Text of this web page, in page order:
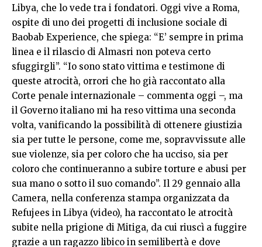
Libya, che lo vede tra i fondatori. Oggi vive a Roma,
ospite di uno dei progetti di inclusione sociale di
Baobab Experience, che spiega: “E’ sempre in prima
linea e il rilascio di Almasri non poteva certo
sfuggirgli”. “Io sono stato vittima e testimone di
queste atrocità, orrori che ho già raccontato alla
Corte penale internazionale – commenta oggi –, ma
il Governo italiano mi ha reso vittima una seconda
volta, vanificando la possibilità di ottenere giustizia
sia per tutte le persone, come me, sopravvissute alle
sue violenze, sia per coloro che ha ucciso, sia per
coloro che continueranno a subire torture e abusi per
sua mano o sotto il suo comando”. Il 29 gennaio alla
Camera, nella conferenza stampa organizzata da
Refujees in Libya (video), ha raccontato le atrocità
subite nella prigione di Mitiga, da cui riuscì a fuggire
grazie a un ragazzo libico in semilibertà e dove